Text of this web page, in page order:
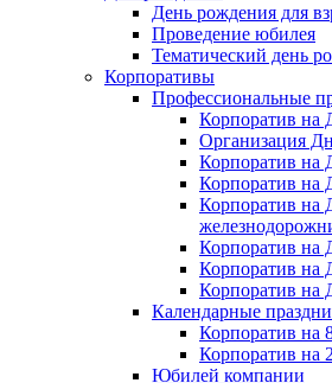
День рождения для
Проведение юбилея
Тематический день
Корпоративы
Профессиональные
Корпоратив на
Организация
Корпоратив на
Корпоратив на
Корпоратив на
Корпоратив на
Корпоратив на
Корпоратив на
Календарные
Корпоратив на
Корпоратив на
Юбилей компании